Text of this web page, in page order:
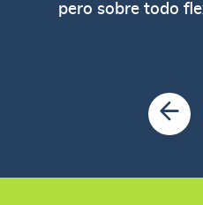
pero sobre todo